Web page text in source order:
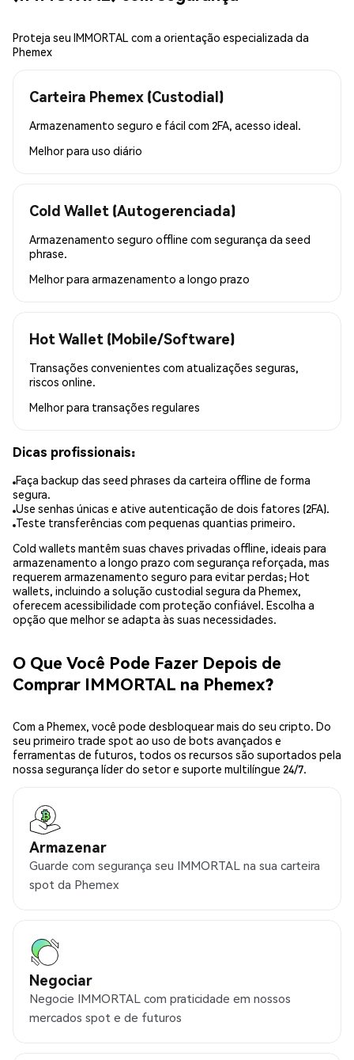
Proteja seu IMMORTAL com a orientação especializada da
Phemex
Carteira Phemex (Custodial)
Armazenamento seguro e fácil com 2FA, acesso ideal.
Melhor para uso diário
Cold Wallet (Autogerenciada)
Armazenamento seguro offline com segurança da seed
phrase.
Melhor para armazenamento a longo prazo
Hot Wallet (Mobile/Software)
Transações convenientes com atualizações seguras,
riscos online.
Melhor para transações regulares
Dicas profissionais:
Faça backup das seed phrases da carteira offline de forma
segura.
Use senhas únicas e ative autenticação de dois fatores (2FA).
Teste transferências com pequenas quantias primeiro.
Cold wallets mantêm suas chaves privadas offline, ideais para
armazenamento a longo prazo com segurança reforçada, mas
requerem armazenamento seguro para evitar perdas; Hot
wallets, incluindo a solução custodial segura da Phemex,
oferecem acessibilidade com proteção confiável. Escolha a
opção que melhor se adapta às suas necessidades.
O Que Você Pode Fazer Depois de
Comprar IMMORTAL na Phemex?
Com a Phemex, você pode desbloquear mais do seu cripto. Do
seu primeiro trade spot ao uso de bots avançados e
ferramentas de futuros, todos os recursos são suportados pela
nossa segurança líder do setor e suporte multilíngue 24/7.
Armazenar
Guarde com segurança seu IMMORTAL na sua carteira
spot da Phemex
Negociar
Negocie IMMORTAL com praticidade em nossos
mercados spot e de futuros